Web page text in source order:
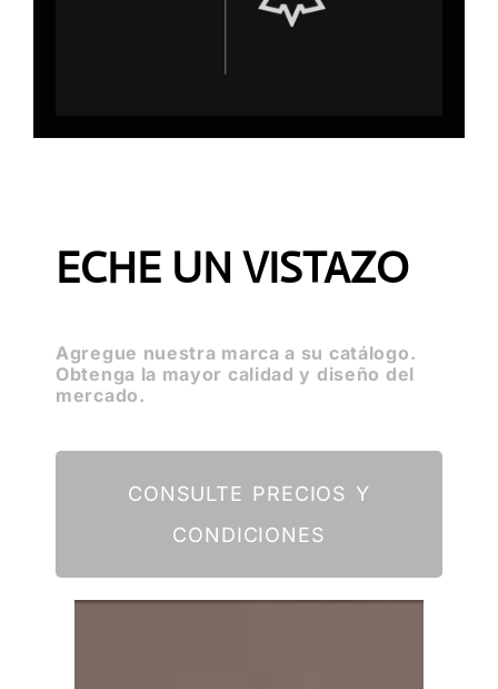
ECHE UN VISTAZO
Agregue nuestra marca a su catálogo.
Obtenga la mayor calidad y diseño del
mercado.
CONSULTE PRECIOS Y
CONDICIONES